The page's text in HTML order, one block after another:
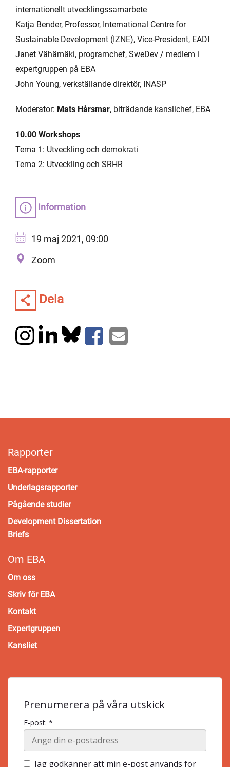
Information
19 maj 2021, 09:00
Zoom
Dela
internationellt utvecklingssamarbete
Katja Bender, Professor, International Centre for
Sustainable Development (IZNE), Vice-President, EADI
Janet Vähämäki, programchef, SweDev / medlem i
expertgruppen på EBA
John Young, verkställande direktör, INASP
Moderator: Mats Hårsmar, biträdande kanslichef, EBA
10.00 Workshops
Tema 1: Utveckling och demokrati
Tema 2: Utveckling och SRHR
Rapporter
EBA-rapporter
Underlagsrapporter
Pågående studier
Development Dissertation
Briefs
Om EBA
Om oss
Skriv för EBA
Kontakt
Expertgruppen
Kansliet
Prenumerera på våra utskick
E-post: *
Jag godkänner att min e-post används för